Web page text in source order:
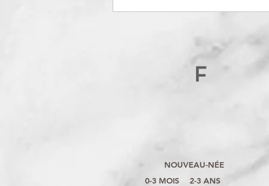
F
2-3 ANS
NOUVEAU-NÉE
0-3 MOIS